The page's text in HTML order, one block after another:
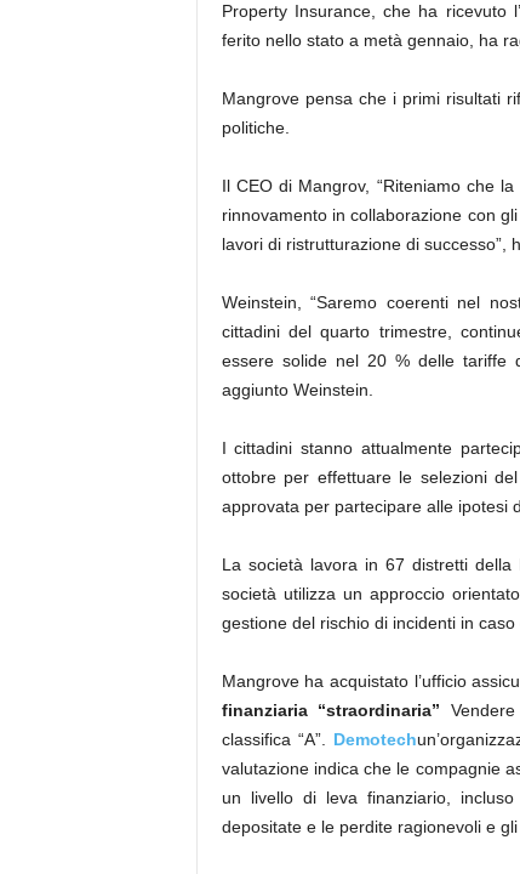
Property Insurance, che ha ricevuto
ferito nello stato a metà gennaio, ha
Mangrove pensa che i primi risultati
politiche.
Il CEO di Mangrov, “Riteniamo che
rinnovamento in collaborazione con
lavori di ristrutturazione di successo”,
Weinstein, “Saremo coerenti nel
cittadini del quarto trimestre,
essere solide nel 20 % delle tariffe
aggiunto Weinstein.
I cittadini stanno attualmente
ottobre per effettuare le selezioni
approvata per partecipare alle ipotesi
La società lavora in 67 distretti
società utilizza un approccio
gestione del rischio di incidenti in
Mangrove ha acquistato l’ufficio
finanziaria “straordinaria”
classifica “A”. Demotech
valutazione indica che le compagnie
un livello di leva finanziario,
depositate e le perdite ragionevoli e